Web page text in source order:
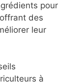
pour
des
leur
à